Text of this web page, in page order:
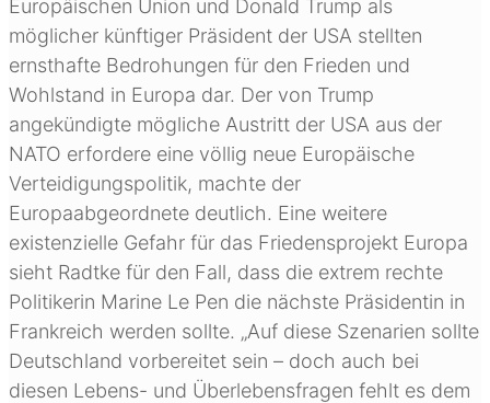
Europäischen Union und Donald Trump als
möglicher künftiger Präsident der USA stellten
ernsthafte Bedrohungen für den Frieden und
Wohlstand in Europa dar. Der von Trump
angekündigte mögliche Austritt der USA aus der
NATO erfordere eine völlig neue Europäische
Verteidigungspolitik, machte der
Europaabgeordnete deutlich. Eine weitere
existenzielle Gefahr für das Friedensprojekt Europa
sieht Radtke für den Fall, dass die extrem rechte
Politikerin Marine Le Pen die nächste Präsidentin in
Frankreich werden sollte. „Auf diese Szenarien sollte
Deutschland vorbereitet sein – doch auch bei
diesen Lebens- und Überlebensfragen fehlt es dem